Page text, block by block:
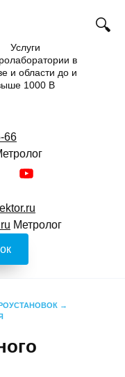
Услуги
в
и области до и
1000 В
66
Метролог
→